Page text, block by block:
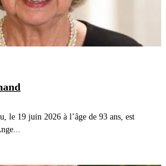
le 19 juin 2026 à l’âge de 93 ans, est